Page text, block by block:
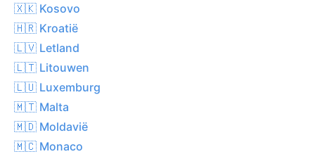
🇽🇰 Kosovo
🇭🇷 Kroatië
🇱🇻 Letland
🇱🇹 Litouwen
🇱🇺 Luxemburg
🇲🇹 Malta
🇲🇩 Moldavië
🇲🇨 Monaco